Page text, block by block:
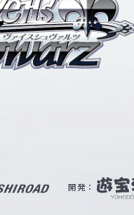
開発：